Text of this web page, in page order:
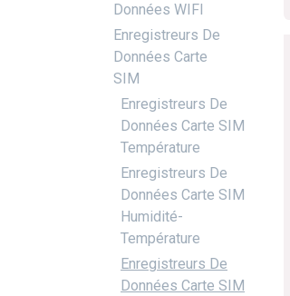
Données WIFI
Enregistreurs De
Données Carte
SIM
Enregistreurs De
Données Carte SIM
Température
Enregistreurs De
Données Carte SIM
Humidité-
Température
Enregistreurs De
Données Carte SIM